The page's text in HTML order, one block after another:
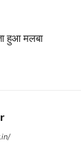
हुआ मलबा